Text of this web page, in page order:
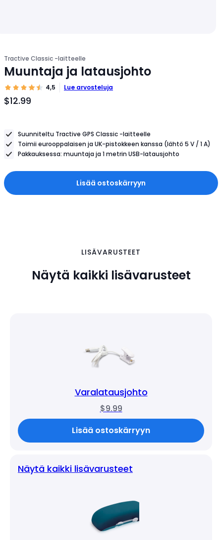
Tractive Classic -laitteelle
Muuntaja ja latausjohto
4,5 Lue arvosteluja
$12.99
Tuotteen
$12.99Suunniteltu Tractive GPS Classic -laitteelle
Toimii eurooppalaisen ja UK-pistokkeen kanssa (lähtö 5 V / 1 A)
Pakkauksessa: muuntaja ja 1 metrin USB-latausjohto
Lisää ostoskärryyn
LISÄVARUSTEET
Näytä kaikki lisävarusteet
Varalatausjohto
$9.99
Lisää ostoskärryyn
Näytä kaikki lisävarusteet